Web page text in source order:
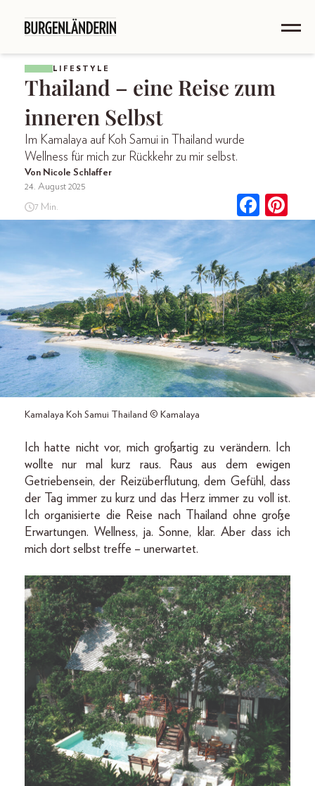
LIFESTYLE
Thailand – eine Reise zum
inneren Selbst
Im Kamalaya auf Koh Samui in Thailand wurde
Wellness für mich zur Rückkehr zu mir selbst.
Von Nicole Schlaffer
24. August 2025
7 Min.
Kamalaya Koh Samui Thailand © Kamalaya
Ich hatte nicht vor, mich großartig zu verändern. Ich
wollte nur mal kurz raus. Raus aus dem ewigen
Getriebensein, der Reizüberflutung, dem Gefühl, dass
der Tag immer zu kurz und das Herz immer zu voll ist.
Ich organisierte die Reise nach Thailand ohne große
Erwartungen. Wellness, ja. Sonne, klar. Aber dass ich
mich dort selbst treffe – unerwartet.